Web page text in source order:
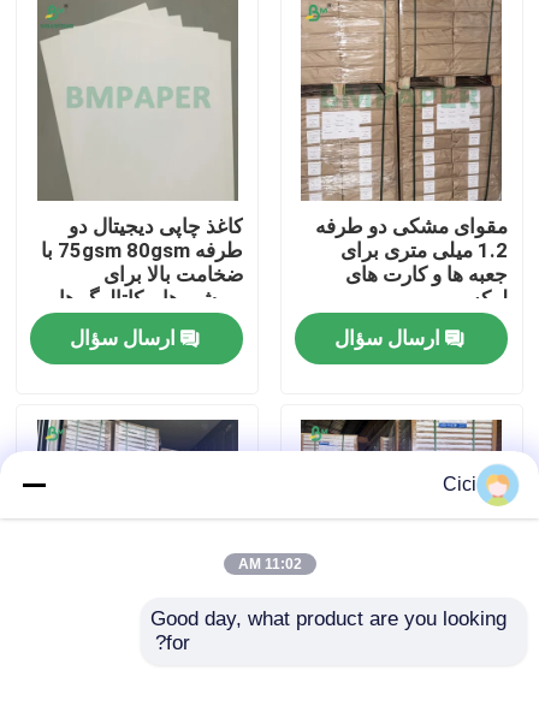
خانه
محصولات
دربارهی ما
کارخانه تور
کنترل کیفیت
اخبار
کاغذ پلاتر CAD
مقوای مشکی دو طرفه
1.2 میلی متری برای
جعبه ها و کارت های
لوکس
ارسال سؤال
کاغذ چاپی دیجیتال دو
طرفه 75gsm 80gsm با
ضخامت بالا برای
بروشورها و کاتالوگ ها
ایده آل است
ارسال سؤال
کاغذ بدون چوب بدون
Cici
11:02 AM
Good day, what product are you looking
for?